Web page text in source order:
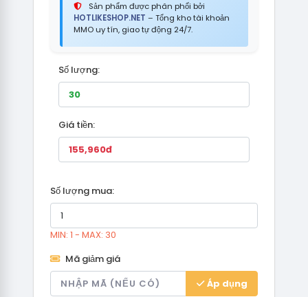
Sản phẩm được phân phối bởi
HOTLIKESHOP.NET – Tổng kho tài khoản
MMO uy tín, giao tự động 24/7.
Số lượng:
Giá tiền:
Số lượng mua:
MIN: 1 - MAX: 30
Mã giảm giá
Áp dụng